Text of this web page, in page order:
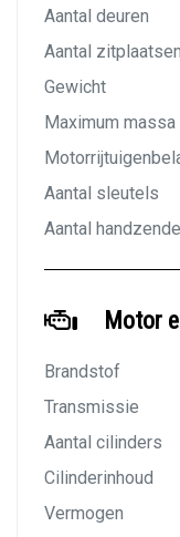
Aantal deuren
Aantal zitplaatsen
Gewicht
Maximum
Aantal sleutels
Aantal
Motor
Brandstof
Transmissie
Aantal cilinders
Cilinderinhoud
Vermogen